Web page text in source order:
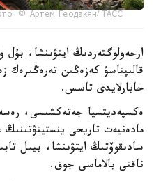
© Артем Геодакян/ ТАСС
ارحەولوگتەردىڭ ايتۋىنشا، بۇل
قالىپتاسۋ كەزەڭىن
حابارلايدى تاسس.
ەكسپەديتسيا جەتەكشىسى،
مادەنيەت تاريحى
سادىقوۆتىڭ ايتۋىنشا، بيىل
ناقتى بالاماسى جوق.